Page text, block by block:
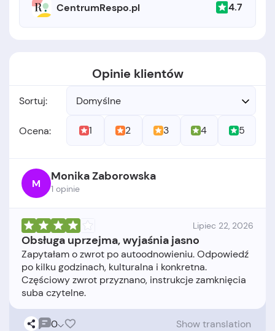
CentrumRespo.pl 4.7
Opinie klientów
Sortuj: Domyślne
Ocena: 1 2 3 4 5
M Monika Zaborowska
1 opinie
Lipiec 22, 2026
Obsługa uprzejma, wyjaśnia jasno
Zapytałam o zwrot po autoodnowieniu. Odpowiedź
po kilku godzinach, kulturalna i konkretna.
Częściowy zwrot przyznano, instrukcje zamknięcia
0 Show translation